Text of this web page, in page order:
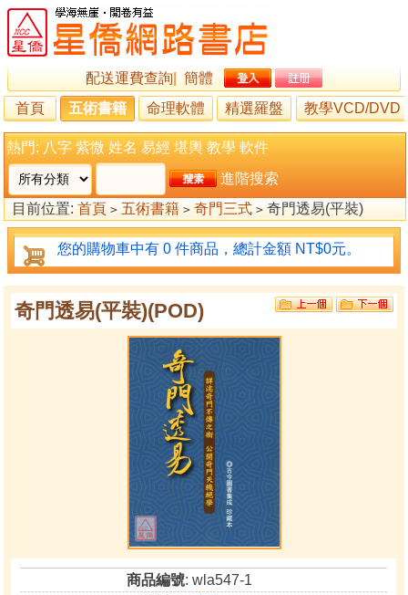
配送運費查詢
簡體
首頁
五術書籍 命理軟體 精選羅盤 教學VCD/DVD
熱門: 八字 紫微 姓名 易經 堪輿 教學 軟件
進階搜索
目前位置: 首頁 > 五術書籍 > 奇門三式 > 奇門透易(平裝)
(POD)
您的購物車中有 0 件商品，總計金額 NT$0元。
奇門透易(平裝)(POD)
商品編號: wla547-1